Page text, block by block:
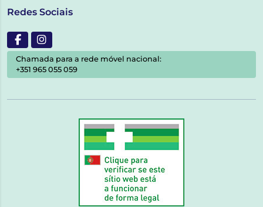
Redes Sociais
Chamada para a rede móvel nacional:
+351 965 055 059